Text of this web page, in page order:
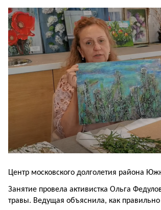
Центр московского долголетия района
Занятие провела активистка Ольга
травы. Ведущая объяснила, как